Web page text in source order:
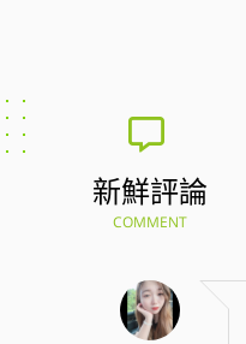
新鮮評論
COMMENT